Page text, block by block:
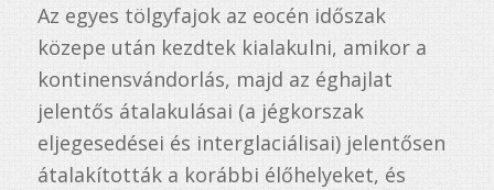
Az egyes tölgyfajok az eocén időszak
közepe után kezdtek kialakulni, amikor a
kontinensvándorlás, majd az éghajlat
jelentős átalakulásai (a jégkorszak
eljegesedései és interglaciálisai) jelentősen
átalakították a korábbi élőhelyeket, és